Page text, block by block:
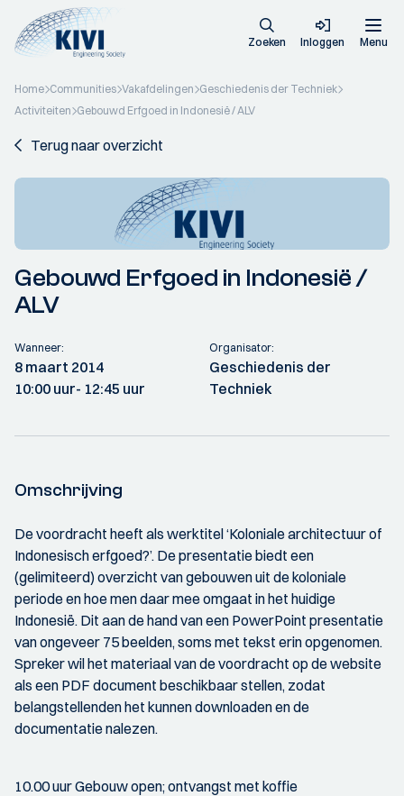
Zoeken Inloggen Menu
Home Communities Vakafdelingen Geschiedenis der Techniek
Activiteiten Gebouwd Erfgoed in Indonesië / ALV
Terug naar overzicht
Gebouwd Erfgoed in Indonesië /
ALV
Wanneer:
8 maart 2014
10:00 uur- 12:45 uur
Organisator:
Geschiedenis der
Techniek
Omschrijving
De voordracht heeft als werktitel ‘Koloniale architectuur of
Indonesisch erfgoed?’. De presentatie biedt een
(gelimiteerd) overzicht van gebouwen uit de koloniale
periode en hoe men daar mee omgaat in het huidige
Indonesië. Dit aan de hand van een PowerPoint presentatie
van ongeveer 75 beelden, soms met tekst erin opgenomen.
Spreker wil het materiaal van de voordracht op de website
als een PDF document beschikbaar stellen, zodat
belangstellenden het kunnen downloaden en de
documentatie nalezen.
10.00 uur Gebouw open; ontvangst met koffie